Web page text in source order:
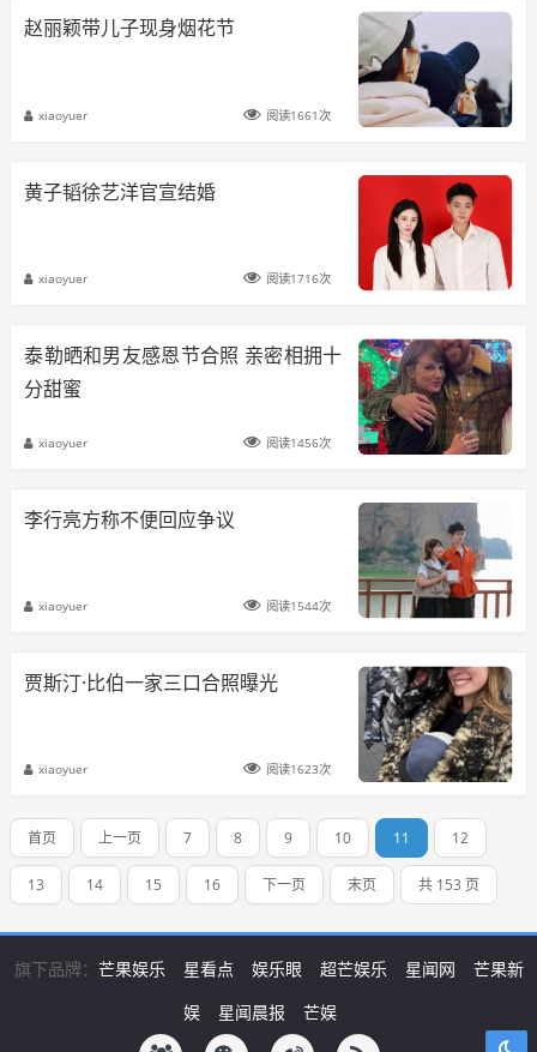
赵丽颖带儿子现身烟花节
xiaoyuer 阅读1661次
黄子韬徐艺洋官宣结婚
xiaoyuer 阅读1716次
泰勒晒和男友感恩节合照 亲密相拥十
分甜蜜
xiaoyuer 阅读1456次
李行亮方称不便回应争议
xiaoyuer 阅读1544次
贾斯汀·比伯一家三口合照曝光
xiaoyuer 阅读1623次
首页 上一页 7 8 9 10 11 12
13 14 15 16 下一页 末页 共 153 页
旗下品牌： 芒果娱乐 星看点 娱乐眼 超芒娱乐 星闻网
芒果新
娱
星闻晨报 芒娱